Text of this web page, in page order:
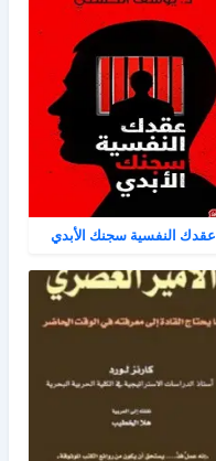
عقدك النفسية سجنك الأبدي